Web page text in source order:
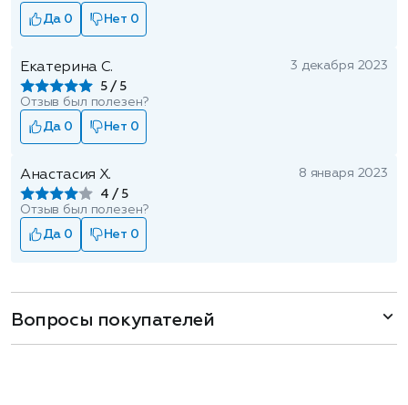
Да 0
Нет 0
Екатерина С.
5
3 декабря 2023
Отзыв был полезен?
Да 0
Нет 0
Анастасия Х.
4
8 января 2023
Отзыв был полезен?
Да 0
Нет 0
Вопросы покупателей